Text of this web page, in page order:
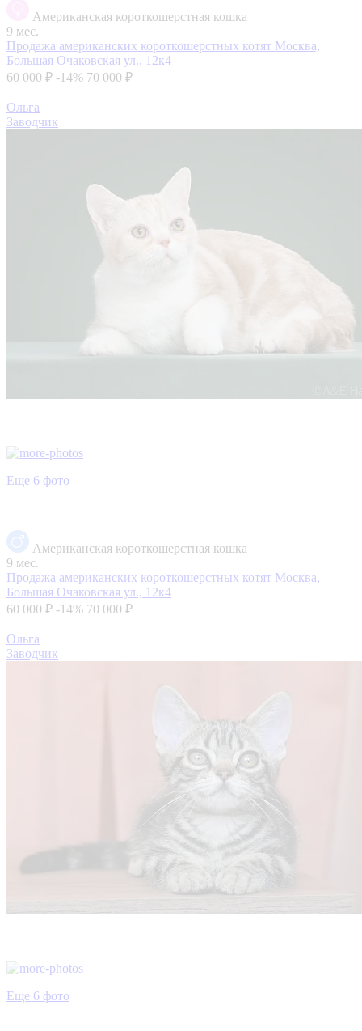
Американская короткошерстная кошка
9 мес.
Продажа американских короткошерстных котят Москва,
Большая Очаковская ул., 12к4
60 000 ₽ -14% 70 000 ₽
Ольга
Заводчик
Еще 6 фото
Американская короткошерстная кошка
9 мес.
Продажа американских короткошерстных котят Москва,
Большая Очаковская ул., 12к4
60 000 ₽ -14% 70 000 ₽
Ольга
Заводчик
Еще 6 фото